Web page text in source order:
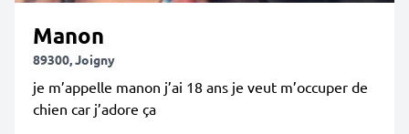
Manon
89300, Joigny
je m’appelle manon j’ai 18 ans je veut m’occuper de
chien car j’adore ça